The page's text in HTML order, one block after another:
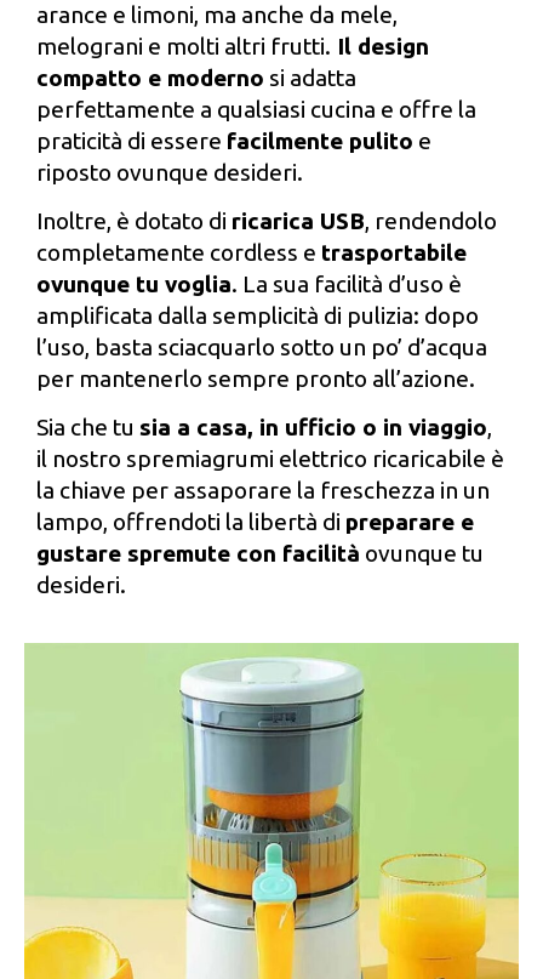
arance e limoni, ma anche da mele,
melograni e molti altri frutti. Il design
compatto e moderno si adatta
perfettamente a qualsiasi cucina e offre la
praticità di essere facilmente pulito e
riposto ovunque desideri.
Inoltre, è dotato di ricarica USB, rendendolo
completamente cordless e trasportabile
ovunque tu voglia. La sua facilità d’uso è
amplificata dalla semplicità di pulizia: dopo
l’uso, basta sciacquarlo sotto un po’ d’acqua
per mantenerlo sempre pronto all’azione.
Sia che tu sia a casa, in ufficio o in viaggio,
il nostro spremiagrumi elettrico ricaricabile è
la chiave per assaporare la freschezza in un
lampo, offrendoti la libertà di preparare e
gustare spremute con facilità ovunque tu
desideri.